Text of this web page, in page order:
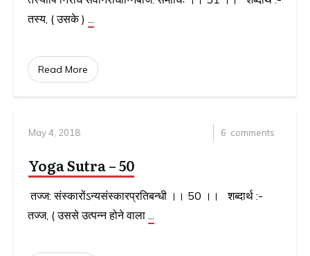
तस्य, ( उसके ) ...
Read More
May 4, 2018 6 comments
Yoga Sutra – 50
तज्ज: संस्कारोंऽन्यसंस्कारप्रतिबन्धी ।। 50 ।। शब्दार्थ :-
तज्ज, ( उससे उत्पन्न होने वाला ...